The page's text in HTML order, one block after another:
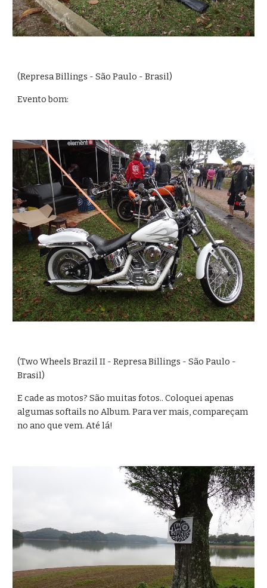
(Represa Billings - São Paulo - Brasil)
Evento bom:
(Two Wheels Brazil II - Represa Billings - São Paulo -
Brasil)
E cade as motos? São muitas fotos.. Coloquei apenas
algumas softails no Album. Para ver mais, compareçam
no ano que vem. Até lá!